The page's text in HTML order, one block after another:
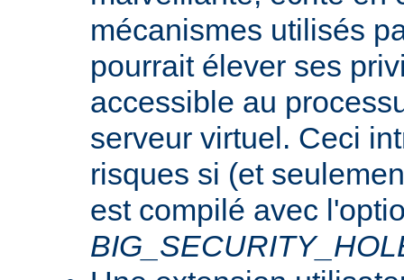
mécanismes utilisés
pourrait élever ses
accessible au
serveur virtuel. Ceci
risques si (et
est compilé avec